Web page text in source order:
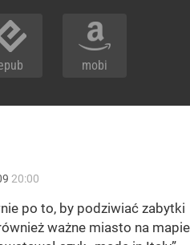
mobi
20:00
po to, by podziwiać zabytki
ważne miasto na mapie